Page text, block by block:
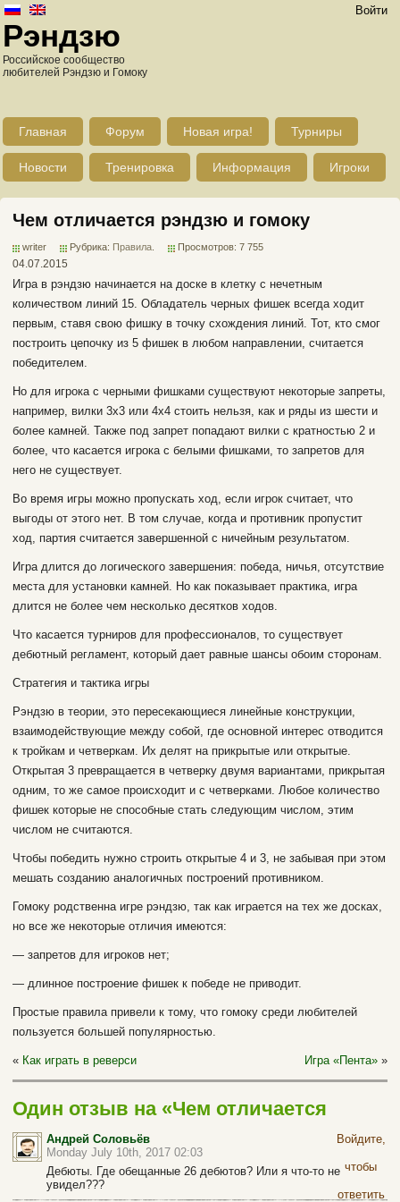
Войти
Рэндзю
Российское сообщество
любителей Рэндзю и Гомоку
Главная Форум Новая игра! Турниры
Новости Тренировка Информация Игроки
Чем отличается рэндзю и гомоку
writer Рубрика: Правила Просмотров: 7 755
04.07.2015
Игра в рэндзю начинается на доске в клетку с нечетным
количеством линий 15. Обладатель черных фишек всегда ходит
первым, ставя свою фишку в точку схождения линий. Тот, кто смог
построить цепочку из 5 фишек в любом направлении, считается
победителем.
Но для игрока с черными фишками существуют некоторые запреты,
например, вилки 3х3 или 4х4 стоить нельзя, как и ряды из шести и
более камней. Также под запрет попадают вилки с кратностью 2 и
более, что касается игрока с белыми фишками, то запретов для
него не существует.
Во время игры можно пропускать ход, если игрок считает, что
выгоды от этого нет. В том случае, когда и противник пропустит
ход, партия считается завершенной с ничейным результатом.
Игра длится до логического завершения: победа, ничья, отсутствие
места для установки камней. Но как показывает практика, игра
длится не более чем несколько десятков ходов.
Что касается турниров для профессионалов, то существует
дебютный регламент, который дает равные шансы обоим сторонам.
Стратегия и тактика игры
Рэндзю в теории, это пересекающиеся линейные конструкции,
взаимодействующие между собой, где основной интерес отводится
к тройкам и четверкам. Их делят на прикрытые или открытые.
Открытая 3 превращается в четверку двумя вариантами, прикрытая
одним, то же самое происходит и с четверками. Любое количество
фишек которые не способные стать следующим числом, этим
числом не считаются.
Чтобы победить нужно строить открытые 4 и 3, не забывая при этом
мешать созданию аналогичных построений противником.
Гомоку родственна игре рэндзю, так как играется на тех же досках,
но все же некоторые отличия имеются:
— запретов для игроков нет;
— длинное построение фишек к победе не приводит.
Простые правила привели к тому, что гомоку среди любителей
пользуется большей популярностью.
« Как играть в реверси Игра «Пента» »
Один отзыв на «Чем отличается
рэндзю и гомоку»
Андрей Соловьёв
Monday July 10th, 2017 02:03
Войдите,
чтобы
ответить
Дебюты. Где обещанные 26 дебютов? Или я что-то не
увидел???